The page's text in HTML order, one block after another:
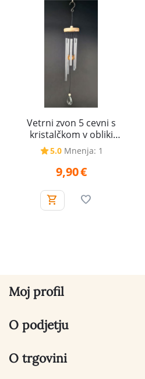
Vetrni zvon 5 cevni s
kristalčkom v obliki
kapljice
5.0 Mnenja: 1
9,90€
Moj profil
O podjetju
O trgovini